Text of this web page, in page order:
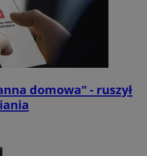
domowa" - ruszył